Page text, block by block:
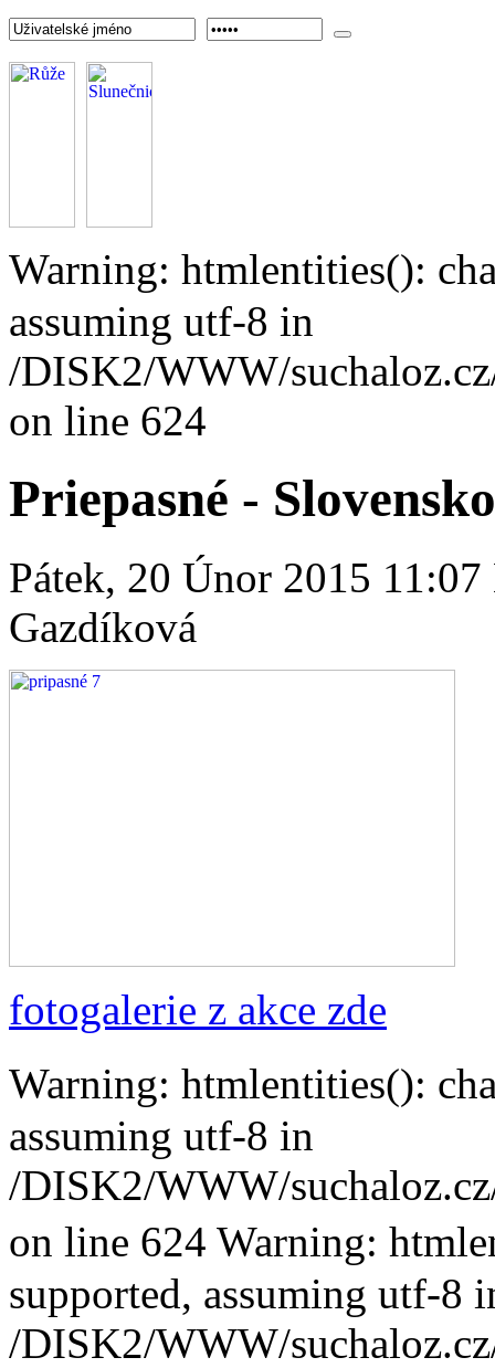
Warning: htmlentities():
assuming utf-8 in
/DISK2/WWW/
on line 624
Priepasné -
Pátek, 20 Únor 2015 11:07
Gazdíková
fotogalerie z akce zde
Warning: htmlentities():
assuming utf-8 in
/DISK2/WWW/
on line 624 Warning:
supported, assuming utf-8
/DISK2/WWW/